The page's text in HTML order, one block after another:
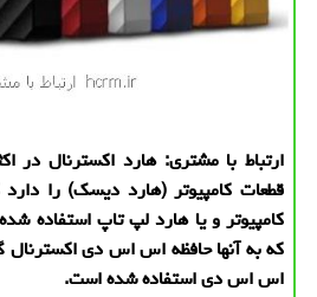
ارتباط با مشتری: هارد اكسترنال در
قطعات كامپیوتر (هارد دیسك) را
كامپیوتر و یا هارد لپ تاپ استفاده
كه به آنها حافظه اس اس دی اكسترنال
اس اس دی استفاده شده است.